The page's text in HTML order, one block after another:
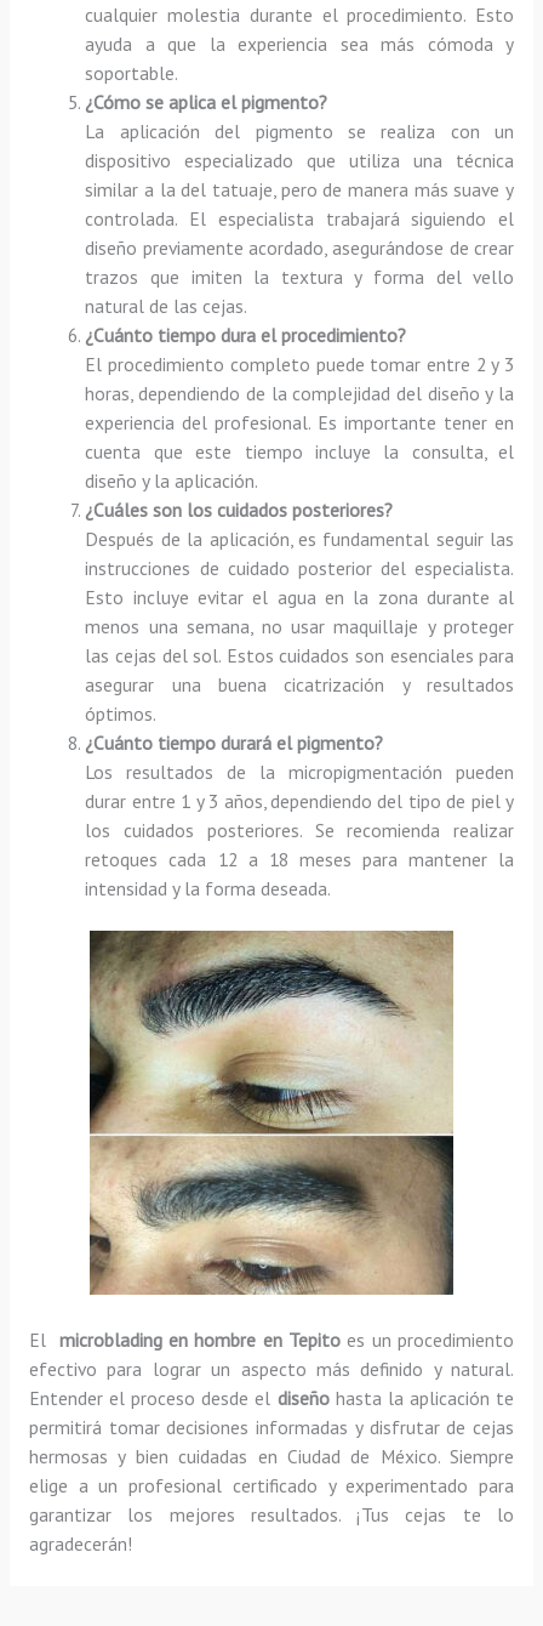
cualquier molestia durante el procedimiento. Esto
ayuda a que la experiencia sea más cómoda y
soportable.
¿Cómo se aplica el pigmento?
La aplicación del pigmento se realiza con un
dispositivo especializado que utiliza una técnica
similar a la del tatuaje, pero de manera más suave y
controlada. El especialista trabajará siguiendo el
diseño previamente acordado, asegurándose de crear
trazos que imiten la textura y forma del vello
natural de las cejas.
¿Cuánto tiempo dura el procedimiento?
El procedimiento completo puede tomar entre 2 y 3
horas, dependiendo de la complejidad del diseño y la
experiencia del profesional. Es importante tener en
cuenta que este tiempo incluye la consulta, el
diseño y la aplicación.
¿Cuáles son los cuidados posteriores?
Después de la aplicación, es fundamental seguir las
instrucciones de cuidado posterior del especialista.
Esto incluye evitar el agua en la zona durante al
menos una semana, no usar maquillaje y proteger
las cejas del sol. Estos cuidados son esenciales para
asegurar una buena cicatrización y resultados
óptimos.
¿Cuánto tiempo durará el pigmento?
Los resultados de la micropigmentación pueden
durar entre 1 y 3 años, dependiendo del tipo de piel y
los cuidados posteriores. Se recomienda realizar
retoques cada 12 a 18 meses para mantener la
intensidad y la forma deseada.
El microblading en hombre en Tepito es un procedimiento
efectivo para lograr un aspecto más definido y natural.
Entender el proceso desde el diseño hasta la aplicación te
permitirá tomar decisiones informadas y disfrutar de cejas
hermosas y bien cuidadas en Ciudad de México. Siempre
elige a un profesional certificado y experimentado para
garantizar los mejores resultados. ¡Tus cejas te lo
agradecerán!